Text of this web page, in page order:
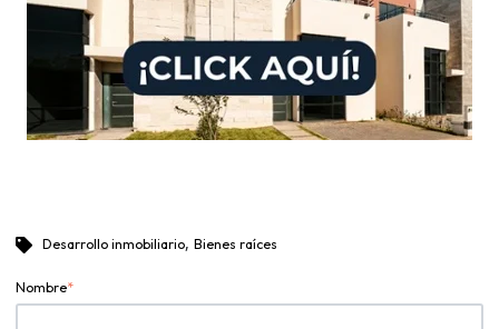
Desarrollo inmobiliario, Bienes raíces
Nombre*